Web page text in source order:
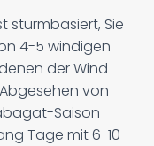
sturmbasiert, Sie
4-5 windigen
der Wind
von
Saison
Tage mit 6-10